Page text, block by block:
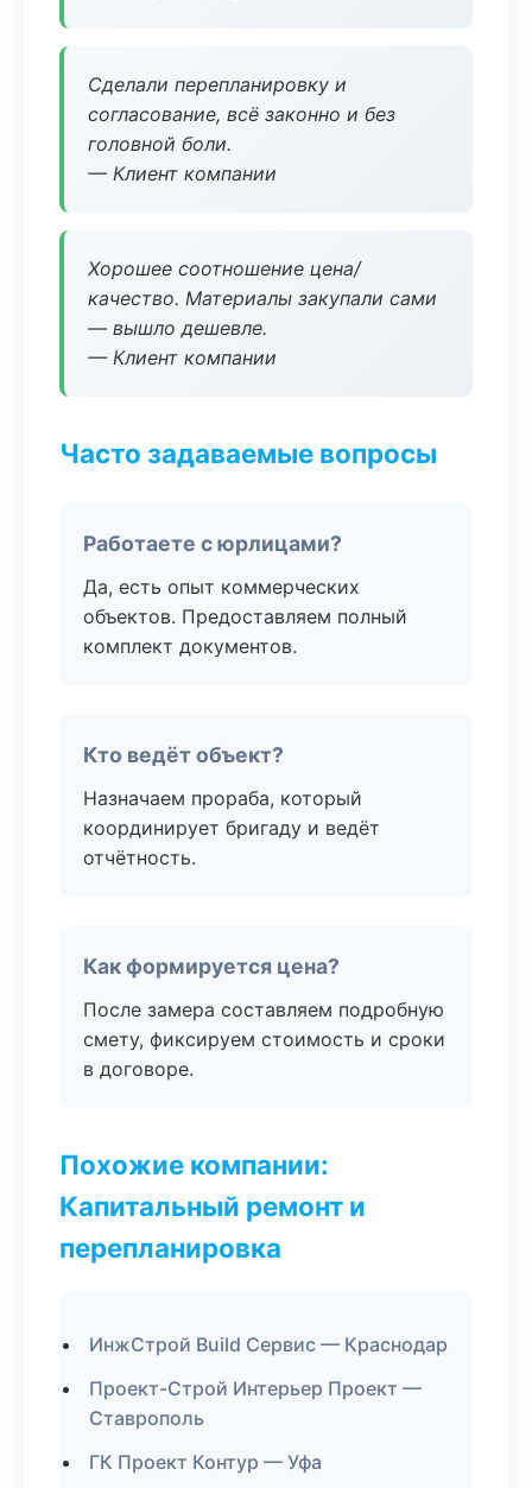
Сделали перепланировку и
согласование, всё законно и без
головной боли.
— Клиент компании
Хорошее соотношение цена/
качество. Материалы закупали сами
— вышло дешевле.
— Клиент компании
Часто задаваемые вопросы
Работаете с юрлицами?
Да, есть опыт коммерческих
объектов. Предоставляем полный
комплект документов.
Кто ведёт объект?
Назначаем прораба, который
координирует бригаду и ведёт
отчётность.
Как формируется цена?
После замера составляем подробную
смету, фиксируем стоимость и сроки
в договоре.
Похожие компании:
Капитальный ремонт и
перепланировка
ИнжСтрой Build Сервис — Краснодар
Проект-Строй Интерьер Проект —
Ставрополь
ГК Проект Контур — Уфа